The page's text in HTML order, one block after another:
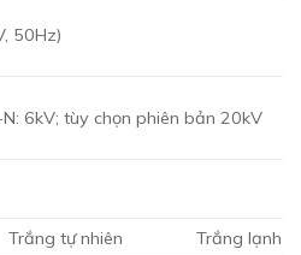
50Hz)
N: 6kV; tùy chọn phiên bản 20kV
Trắng tự nhiên Trắng lạnh